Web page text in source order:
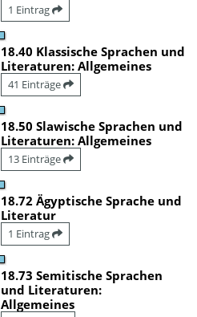
1 Eintrag
18.40 Klassische Sprachen und
Literaturen: Allgemeines
41 Einträge
18.50 Slawische Sprachen und
Literaturen: Allgemeines
13 Einträge
18.72 Ägyptische Sprache und
Literatur
1 Eintrag
18.73 Semitische Sprachen
und Literaturen:
Allgemeines